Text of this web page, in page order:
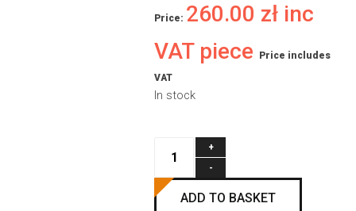
Price: 260.00 zł inc
VAT piece
Price includes
VAT
In stock
without
ADD TO BASKET